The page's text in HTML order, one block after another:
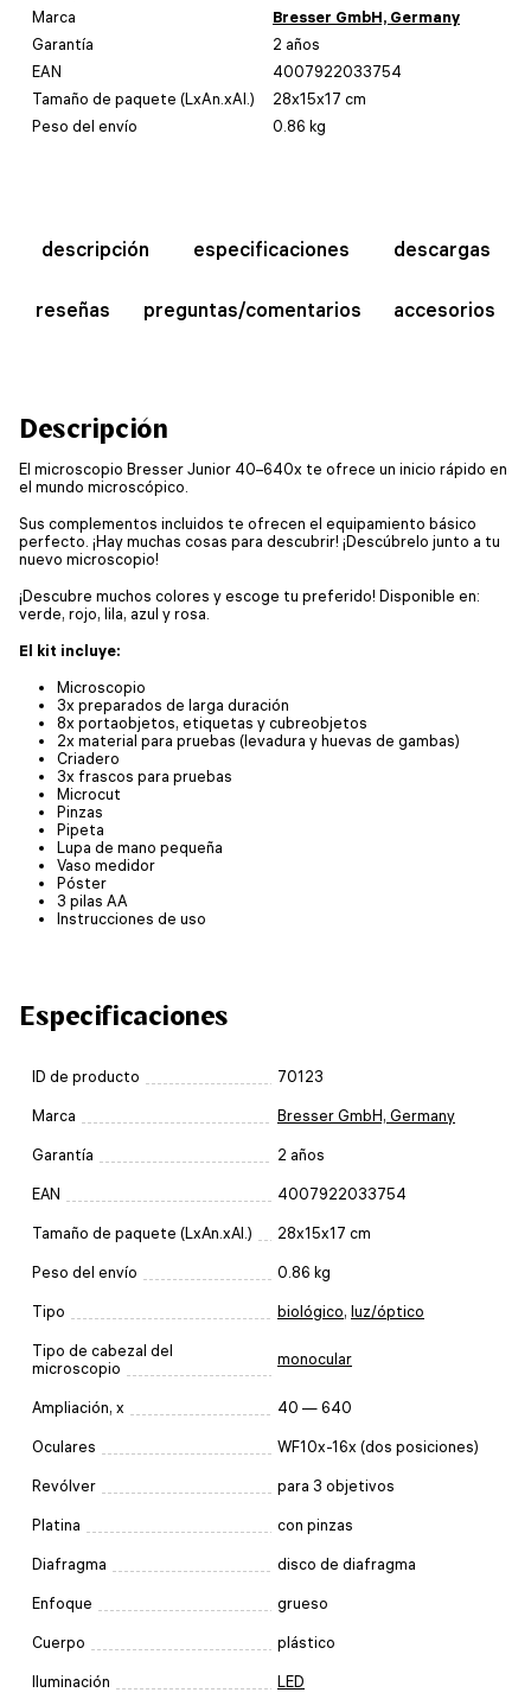
Marca
Bresser GmbH, Germany
Garantía
2 años
EAN
4007922033754
Tamaño de paquete (LxAn.xAl.)
28x15x17 cm
Peso del envío
0.86 kg
descripción especificaciones descargas
reseñas preguntas/comentarios accesorios
Descripción
El microscopio Bresser Junior 40–640x te ofrece un inicio rápido en
el mundo microscópico.
Sus complementos incluidos te ofrecen el equipamiento básico
perfecto. ¡Hay muchas cosas para descubrir! ¡Descúbrelo junto a tu
nuevo microscopio!
¡Descubre muchos colores y escoge tu preferido! Disponible en:
verde, rojo, lila, azul y rosa.
El kit incluye:
Microscopio
3x preparados de larga duración
8x portaobjetos, etiquetas y cubreobjetos
2x material para pruebas (levadura y huevas de gambas)
Criadero
3x frascos para pruebas
Microcut
Pinzas
Pipeta
Lupa de mano pequeña
Vaso medidor
Póster
3 pilas AA
Instrucciones de uso
Especificaciones
ID de producto 70123
Marca Bresser GmbH, Germany
Garantía 2 años
EAN 4007922033754
Tamaño de paquete (LxAn.xAl.) 28x15x17 cm
Peso del envío 0.86 kg
Tipo biológico, luz/óptico
Tipo de cabezal del
microscopio
monocular
Ampliación, x 40 — 640
Oculares WF10x-16x (dos posiciones)
Revólver para 3 objetivos
Platina con pinzas
Diafragma disco de diafragma
Enfoque grueso
Cuerpo plástico
Iluminación LED